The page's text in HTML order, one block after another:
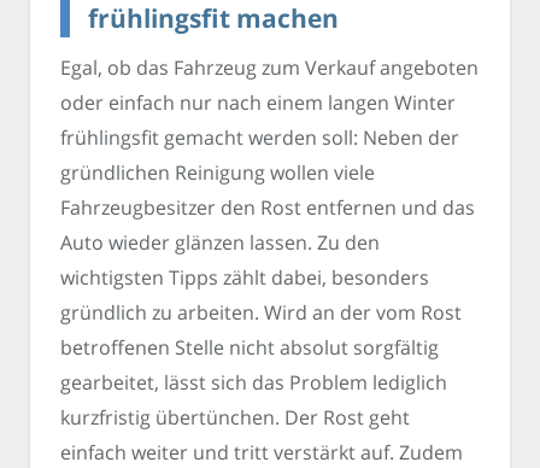
frühlingsfit machen
Egal, ob das Fahrzeug zum Verkauf angeboten
oder einfach nur nach einem langen Winter
frühlingsfit gemacht werden soll: Neben der
gründlichen Reinigung wollen viele
Fahrzeugbesitzer den Rost entfernen und das
Auto wieder glänzen lassen. Zu den
wichtigsten Tipps zählt dabei, besonders
gründlich zu arbeiten. Wird an der vom Rost
betroffenen Stelle nicht absolut sorgfältig
gearbeitet, lässt sich das Problem lediglich
kurzfristig übertünchen. Der Rost geht
einfach weiter und tritt verstärkt auf. Zudem